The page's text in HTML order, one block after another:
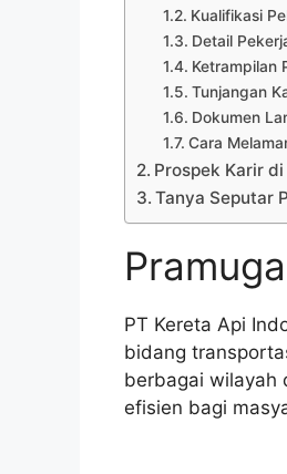
Kualifikasi
Detail
Ketrampilan
Tunjangan
Dokumen
Cara
Prospek Karir di
Tanya Seputar
PT Kereta Api
bidang
berbagai wilayah
efisien bagi